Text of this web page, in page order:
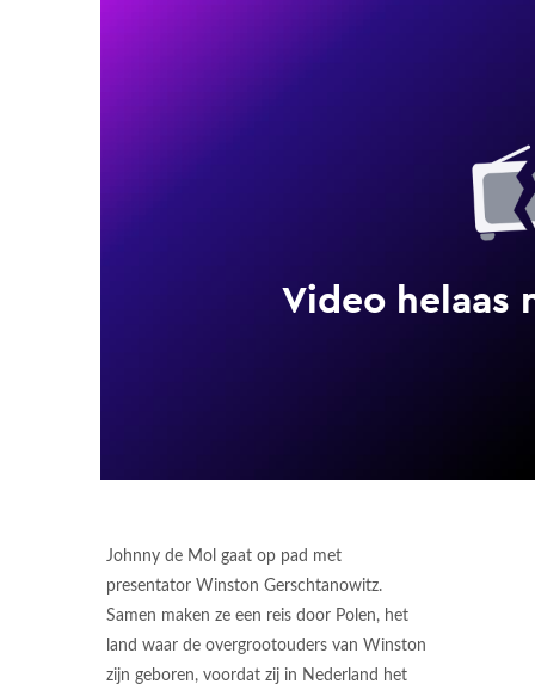
Johnny de Mol gaat op pad met
presentator Winston Gerschtanowitz.
Samen maken ze een reis door Polen, het
land waar de overgrootouders van Winston
zijn geboren, voordat zij in Nederland het